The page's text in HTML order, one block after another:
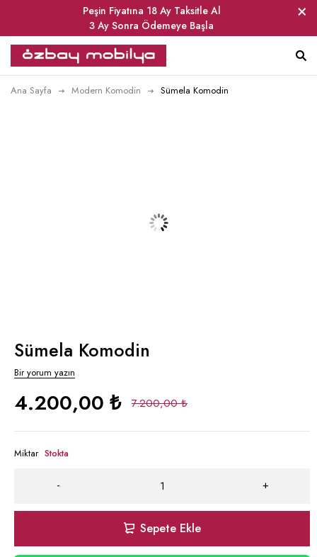
Peşin Fiyatına 18 Ay Taksitle Al
3 Ay Sonra Ödemeye Başla
Ana Sayfa Modern Komodin Sümela Komodin
Sümela Komodin
Bir yorum yazın
7.200,00₺
4.200,00 ₺
Miktar Stokta
Sepete Ekle